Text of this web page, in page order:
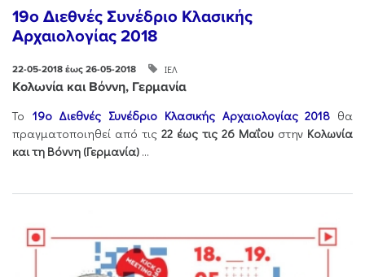
19ο Διεθνές Συνέδριο Κλασικής
Αρχαιολογίας 2018
22-05-2018 έως 26-05-2018 ΙΕΛ
Κολωνία και Βόννη, Γερμανία
Το 19ο Διεθνές Συνέδριο Κλασικής Αρχαιολογίας 2018 θα
πραγματοποιηθεί από τις 22 έως τις 26 Μαΐου στην Κολωνία
και τη Βόννη (Γερμανία) ...